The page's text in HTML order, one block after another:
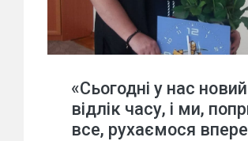
«Сьогодні у нас новий
відлік часу, і ми,
все, рухаємося